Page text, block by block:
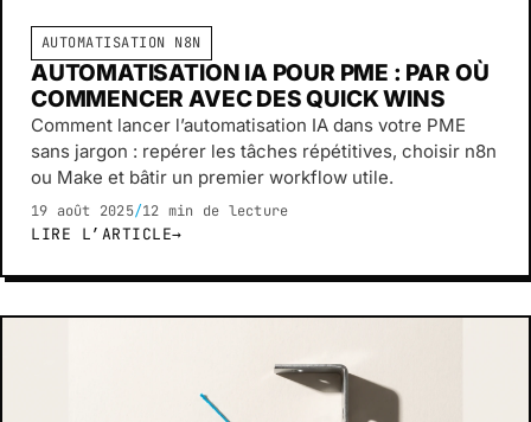
AUTOMATISATION N8N
AUTOMATISATION IA POUR PME : PAR OÙ
COMMENCER AVEC DES QUICK WINS
Comment lancer l’automatisation IA dans votre PME
sans jargon : repérer les tâches répétitives, choisir n8n
ou Make et bâtir un premier workflow utile.
19 août 2025/12 min de lecture
LIRE L’ARTICLE→